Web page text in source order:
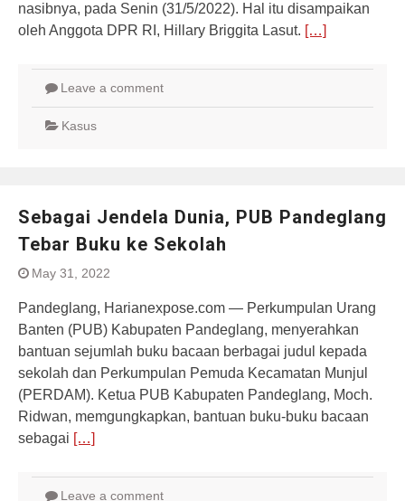
nasibnya, pada Senin (31/5/2022). Hal itu disampaikan
oleh Anggota DPR RI, Hillary Briggita Lasut. […]
Leave a comment
Kasus
Sebagai Jendela Dunia, PUB Pandeglang
Tebar Buku ke Sekolah
May 31, 2022
Pandeglang, Harianexpose.com — Perkumpulan Urang
Banten (PUB) Kabupaten Pandeglang, menyerahkan
bantuan sejumlah buku bacaan berbagai judul kepada
sekolah dan Perkumpulan Pemuda Kecamatan Munjul
(PERDAM). Ketua PUB Kabupaten Pandeglang, Moch.
Ridwan, memgungkapkan, bantuan buku-buku bacaan
sebagai […]
Leave a comment